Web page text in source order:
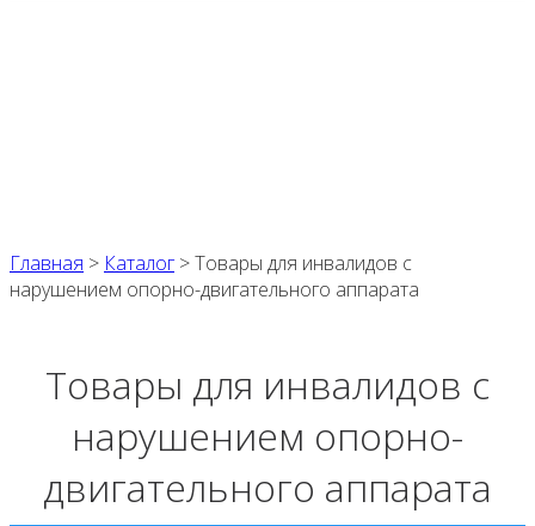
Главная > Каталог >Товары для инвалидов с
нарушением опорно-двигательного аппарата
Товары для инвалидов с
нарушением опорно-
двигательного аппарата